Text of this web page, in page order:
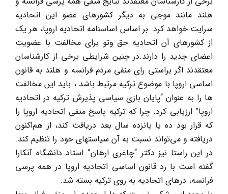
هلند مانند موجی به دیگر کشورهای عضو این اتحادیه
سرایت خواهد کرد. بر اساس اساسنامه اتحادیه اروپا، هر یک
از کشورهای آن اتحادیه حق وتو برای مخالفت با عضویت
اعضای جدید را دارند.در چنین شرایطی برخی از کارشناسان
معتقدند اگر براستی رای منفی مردم فرانسه و هلند به قانون
اساسی اروپا با موضوع ترکیه مرتبط باشد ، باید این مخالفت
ها را به عنوان “پایان بازی سیاسی پذیرش ترکیه در اتحادیه
اروپا” ارزیابی ‌کرد. چرا که ترکیه پاسخ منفی اتحادیه اروپا را
که قرار بود ده یا پانزده سال بعد دریافت کند، از هم‌اکنون
دریافته و می‌تواند نسبت به آن سیاستهای خود را تنظیم کند.
در این راستا نیز دکتر “چاغری ارهان” استاد دانشگاه آنکارا
گفته است با رد قانون اساسی اتحادیه اروپا در همه پرسی
فرانسه، درهای اتحادیه به روی ترکیه بسته شد.